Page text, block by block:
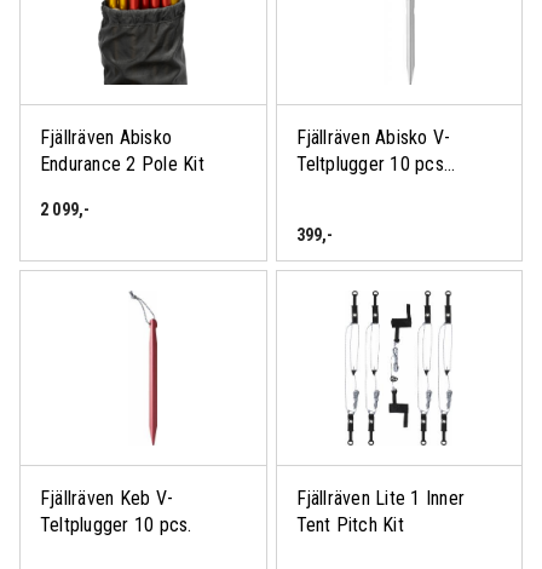
Fjällräven Abisko
Endurance 2 Pole Kit
2 099,-
Fjällräven Abisko V-
Teltplugger 10 pcs...
399,-
Fjällräven Keb V-
Teltplugger 10 pcs.
Fjällräven Lite 1 Inner
Tent Pitch Kit